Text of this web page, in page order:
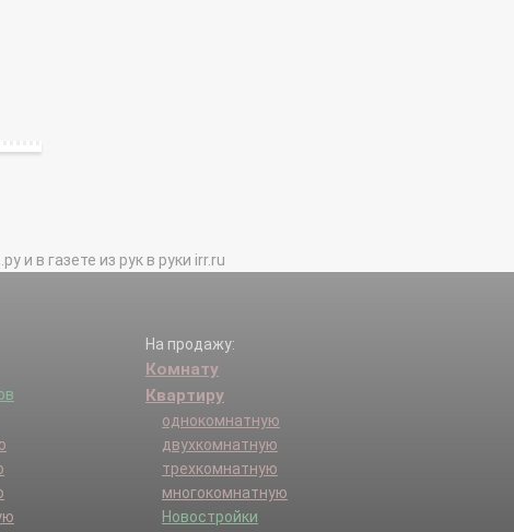
и в газете из рук в руки irr.ru
На продажу:
Комнату
Квартиру
однокомнатную
двухкомнатную
трехкомнатную
многокомнатную
Новостройки